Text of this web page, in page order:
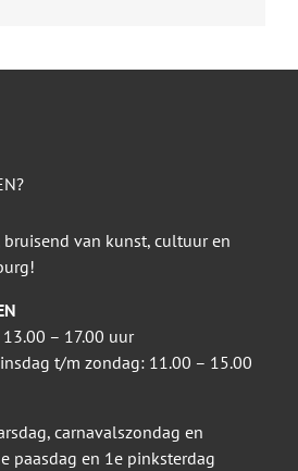
van kunst, cultuur en
– 17.00 uur
t/m zondag: 11.00 – 15.00
carnavalszondag en
paasdag en 1e pinksterdag